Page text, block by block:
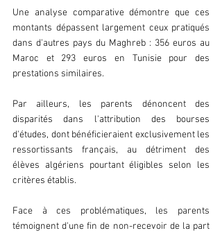
Une analyse comparative démontre que ces
montants dépassent largement ceux pratiqués
dans d'autres pays du Maghreb : 356 euros au
Maroc et 293 euros en Tunisie pour des
prestations similaires.
Par ailleurs, les parents dénoncent des
disparités dans l'attribution des bourses
d'études, dont bénéficieraient exclusivement les
ressortissants français, au détriment des
élèves algériens pourtant éligibles selon les
critères établis.
Face à ces problématiques, les parents
témoignent d'une fin de non-recevoir de la part